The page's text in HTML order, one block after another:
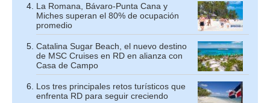
La Romana, Bávaro-Punta Cana y
Miches superan el 80% de ocupación
promedio
Catalina Sugar Beach, el nuevo destino
de MSC Cruises en RD en alianza con
Casa de Campo
Los tres principales retos turísticos que
enfrenta RD para seguir creciendo